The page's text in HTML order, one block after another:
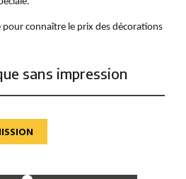
pour connaître le prix des décorations
sans impression